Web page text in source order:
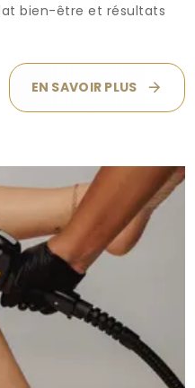
bien-être et résultats
EN SAVOIR PLUS